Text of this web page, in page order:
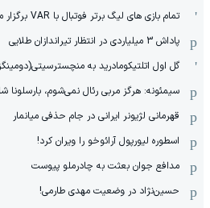
تمام بازی های لیگ برتر فوتبال با VAR برگزار می شود
پاداش 3 میلیاردی در انتظار تیراندازان طلایی
گل اول اتلتیکومادرید به
سیمئونه: هرگز مربی رئال نمی‌شوم، بارسلونا
قهرمانی لژیونر ایرانی در جام حذفی میانمار
اسطوره لیورپول آرائوخو را ویران کرد!
مدافع جوان بعثت به چادرملو پیوست
حسین‌نژاد در وضعیت مهدی طارمی!